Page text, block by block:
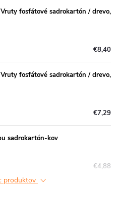
fosfátové sadrokartón / drevo,
€8,40
fosfátové sadrokartón / drevo,
€7,29
sadrokartón-kov
€4,88
produktov